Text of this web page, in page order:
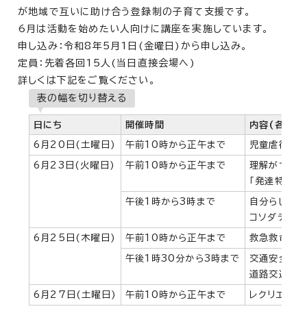
が地域で互いに助け合う登録制の子育て支援です。
6月は活動を始めたい人向けに講座を実施しています。
申し込み：令和8年5月1日(金曜日)から申し込み。
定員：先着各回15人(当日直接会場へ)
詳しくは下記をご覧ください。
表の幅を切り替える
日にち 開催時間 内容(各2時
6月20日(土曜日) 午前10時から正午まで 児童虐待の
6月23日(火曜日) 午前10時から正午まで
理解がつな
「発達特性
午後1時から3時まで
自分らしい
コソダテモ
6月25日(木曜日) 午前10時から正午まで 救急救命講
午後1時30分から3時まで
交通安全講
道路交通法(
6月27日(土曜日) 午前10時から正午まで レクリエー